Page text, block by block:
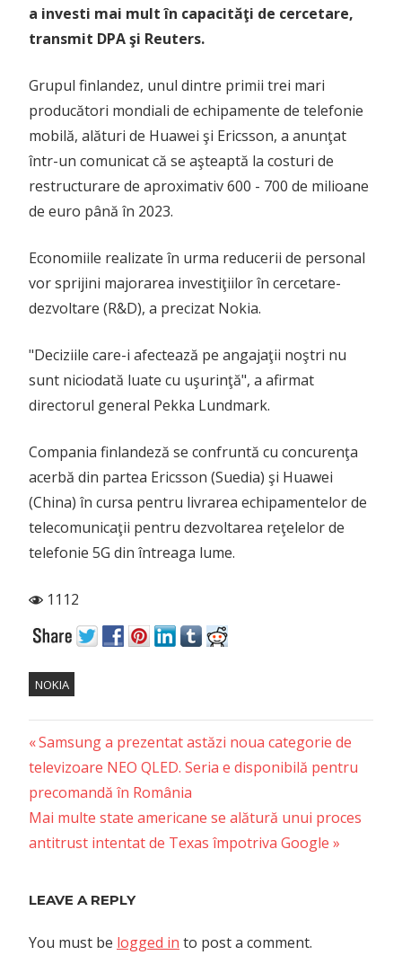
a investi mai mult în capacităţi de cercetare,
transmit DPA şi Reuters.
Grupul finlandez, unul dintre primii trei mari
producători mondiali de echipamente de telefonie
mobilă, alături de Huawei şi Ericsson, a anunţat
într-un comunicat că se aşteaptă la costuri de
restructurare de aproximativ 600 - 700 de milioane
de euro până în 2023.
Economiile realizate în urma reducerii de personal
vor sprijini majorarea investiţiilor în cercetare-
dezvoltare (R&D), a precizat Nokia.
"Deciziile care-i afectează pe angajaţii noştri nu
sunt niciodată luate cu uşurinţă", a afirmat
directorul general Pekka Lundmark.
Compania finlandeză se confruntă cu concurenţa
acerbă din partea Ericsson (Suedia) şi Huawei
(China) în cursa pentru livrarea echipamentelor de
telecomunicaţii pentru dezvoltarea reţelelor de
telefonie 5G din întreaga lume.
1112
NOKIA
Post
navigation
Previous
Post:
Samsung a prezentat astăzi noua categorie de
televizoare NEO QLED. Seria e disponibilă pentru
precomandă în România
Next
Post:
Mai multe state americane se alătură unui proces
antitrust intentat de Texas împotriva Google
LEAVE A REPLY
You must be logged in to post a comment.